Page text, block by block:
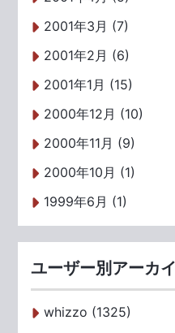
2001年3月 (7)
2001年2月 (6)
2001年1月 (15)
2000年12月 (10)
2000年11月 (9)
2000年10月 (1)
1999年6月 (1)
ユーザー別アーカ
whizzo (1325)